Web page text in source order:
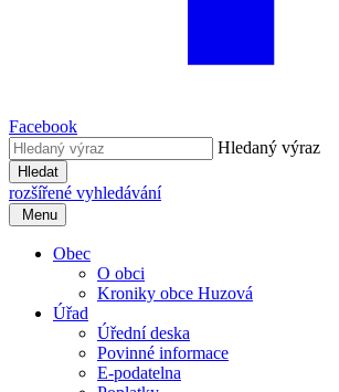
Facebook
Hledaný výraz
Hledat
rozšířené vyhledávání
Menu
Obec
O obci
Kroniky obce Huzová
Úřad
Úřední deska
Povinné informace
E-podatelna